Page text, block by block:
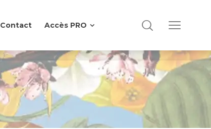
Contact Accès PRO